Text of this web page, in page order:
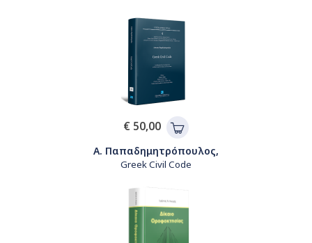
€ 50,00
Α. Παπαδημητρόπουλος,
Greek Civil Code